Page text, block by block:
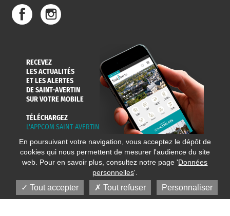
DE L'EAU
RECEVEZ
LES ACTUALITÉS
ET LES ALERTES
DE SAINT-AVERTIN
SUR VOTRE MOBILE
TÉLÉCHARGEZ
L'APPCOM SAINT-AVERTIN
En poursuivant votre navigation, vous acceptez le dépôt de
cookies qui nous permettent de mesurer l'audience du site
web. Pour en savoir plus, consultez notre page 'Données
personnelles'.
Tout accepter Tout refuser Personnaliser